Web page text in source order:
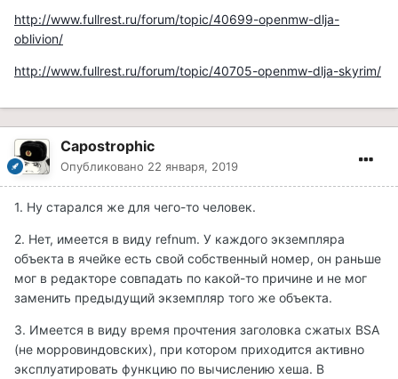
http://www.fullrest.ru/forum/topic/40699-openmw-dlja-
oblivion/
http://www.fullrest.ru/forum/topic/40705-openmw-dlja-skyrim/
Capostrophic
Опубликовано 22 января, 2019
1. Ну старался же для чего-то человек.
2. Нет, имеется в виду refnum. У каждого экземпляра
объекта в ячейке есть свой собственный номер, он раньше
мог в редакторе совпадать по какой-то причине и не мог
заменить предыдущий экземпляр того же объекта.
3. Имеется в виду время прочтения заголовка сжатых BSA
(не морровиндовских), при котором приходится активно
эксплуатировать функцию по вычислению хеша. В